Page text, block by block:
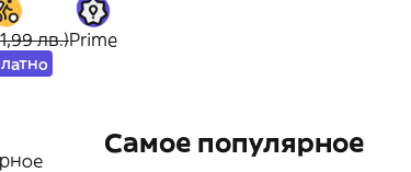
лв.)Prime
Самое популярное